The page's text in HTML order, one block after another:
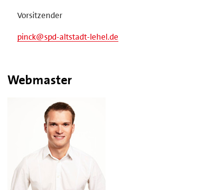
Vorsitzender
pinck@spd-altstadt-lehel.de
Webmaster